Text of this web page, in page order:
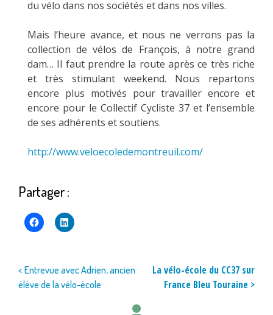
du vélo dans nos sociétés et dans nos villes.
Mais l’heure avance, et nous ne verrons pas la
collection de vélos de François, à notre grand
dam… Il faut prendre la route après ce très riche
et très stimulant weekend. Nous repartons
encore plus motivés pour travailler encore et
encore pour le Collectif Cycliste 37 et l’ensemble
de ses adhérents et soutiens.
http://www.veloecoledemontreuil.com/
Partager :
Navigation
de
< Entrevue avec Adrien, ancien
élève de la vélo-école
La vélo-école du CC37 sur
France Bleu Touraine >